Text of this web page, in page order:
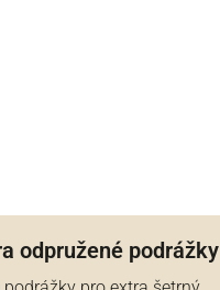
odpružené podrážky